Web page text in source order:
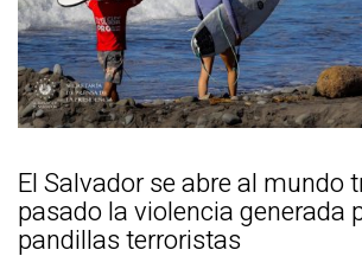
El Salvador se abre al mundo
pasado la violencia generada
pandillas terroristas